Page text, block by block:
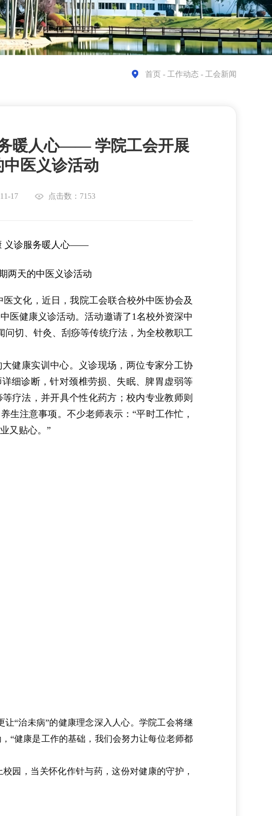
首页 - 工作动态 - 工会新闻
暖人心—— 学院工会开展
医义诊活动
17 点击数：7153
义诊服务暖人心——
两天的中医义诊活动
医文化，近日，我院工会联合校外中医协会及
医健康义诊活动。活动邀请了1名校外资深中
问切、针灸、刮痧等传统疗法，为全校教职工
健康实训中心。
义诊现场，两位专家分工协
细诊断，针对颈椎劳损、失眠、脾胃虚弱等
等疗法，并开具个性化药方；校内专业教师则
生注意事项。不少老师表示：“平时工作忙，
又贴心。”
让“治未病”的健康理念深入人心。 学院工会将继
，“健康是工作的基础，我们会努力让每位老师都
园，当关怀化作针与药，这份对健康的守护，